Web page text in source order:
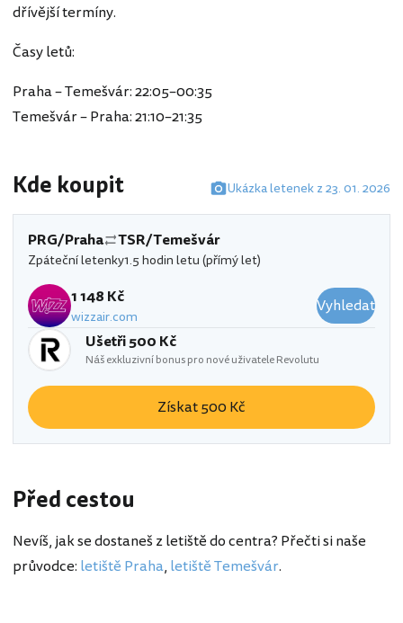
dřívější termíny.
Časy letů:
Praha – Temešvár: 22:05–00:35
Temešvár – Praha: 21:10–21:35
Kde koupit Ukázka letenek z 23. 01. 2026
PRG/Praha TSR/Temešvár
Zpáteční letenky1.5 hodin letu (přímý let)
1 148 Kč
wizzair.com
Vyhledat
Ušetři 500 Kč
Náš exkluzivní bonus pro nové uživatele Revolutu
Získat 500 Kč
Před cestou
Nevíš, jak se dostaneš z letiště do centra? Přečti si naše
průvodce: letiště Praha, letiště Temešvár.